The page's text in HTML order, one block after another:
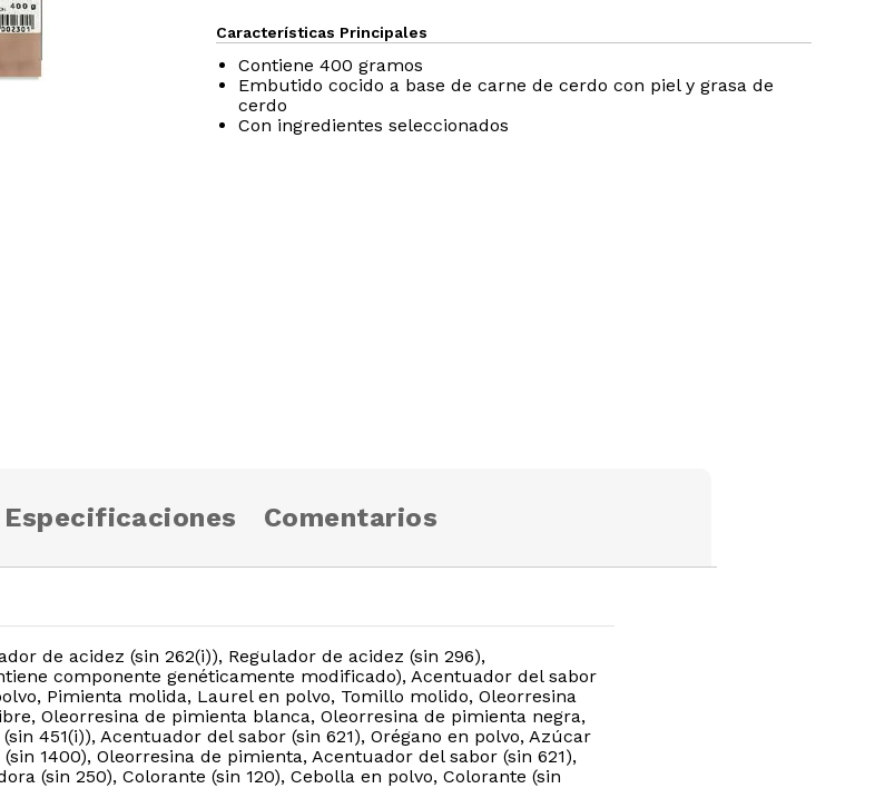
Características Principales
Contiene 400 gramos
Embutido cocido a base de carne de cerdo con piel y grasa de
cerdo
Con ingredientes seleccionados
Especificaciones Comentarios
de acidez (sin 262(i)), Regulador de acidez (sin 296),
componente genéticamente modificado), Acentuador del sabor
Pimienta molida, Laurel en polvo, Tomillo molido, Oleorresina
Oleorresina de pimienta blanca, Oleorresina de pimienta negra,
451(i)), Acentuador del sabor (sin 621), Orégano en polvo, Azúcar
1400), Oleorresina de pimienta, Acentuador del sabor (sin 621),
(sin 250), Colorante (sin 120), Cebolla en polvo, Colorante (sin